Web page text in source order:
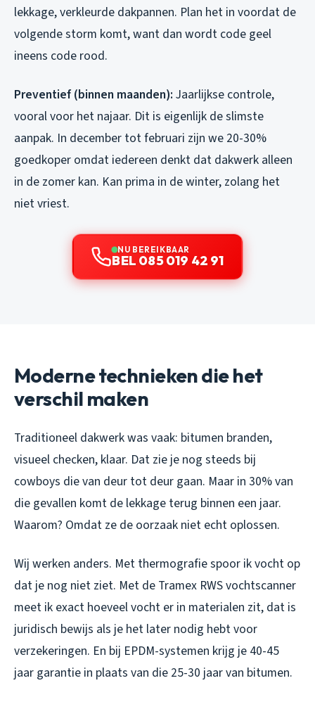
lekkage, verkleurde dakpannen. Plan het in voordat de
volgende storm komt, want dan wordt code geel
ineens code rood.
Preventief (binnen maanden): Jaarlijkse controle,
vooral voor het najaar. Dit is eigenlijk de slimste
aanpak. In december tot februari zijn we 20-30%
goedkoper omdat iedereen denkt dat dakwerk alleen
in de zomer kan. Kan prima in de winter, zolang het
niet vriest.
NU BEREIKBAAR
BEL 085 019 42 91
Moderne technieken die het
verschil maken
Traditioneel dakwerk was vaak: bitumen branden,
visueel checken, klaar. Dat zie je nog steeds bij
cowboys die van deur tot deur gaan. Maar in 30% van
die gevallen komt de lekkage terug binnen een jaar.
Waarom? Omdat ze de oorzaak niet echt oplossen.
Wij werken anders. Met thermografie spoor ik vocht op
dat je nog niet ziet. Met de Tramex RWS vochtscanner
meet ik exact hoeveel vocht er in materialen zit, dat is
juridisch bewijs als je het later nodig hebt voor
verzekeringen. En bij EPDM-systemen krijg je 40-45
jaar garantie in plaats van die 25-30 jaar van bitumen.